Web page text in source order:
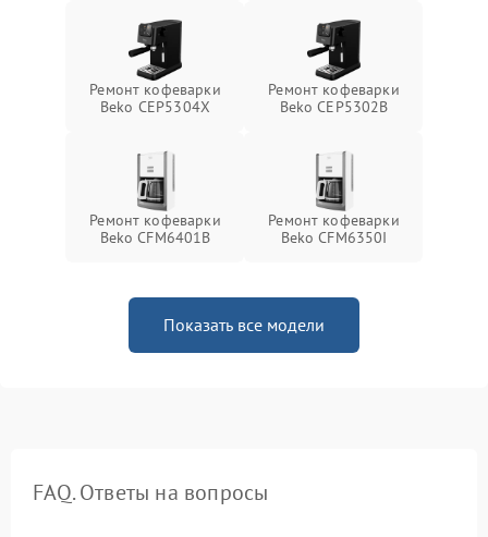
Ремонт кофеварки
Beko CEP5304X
Ремонт кофеварки
Beko CEP5302B
Ремонт кофеварки
Beko CFM6401B
Ремонт кофеварки
Beko CFM6350I
Показать все модели
FAQ. Ответы на вопросы